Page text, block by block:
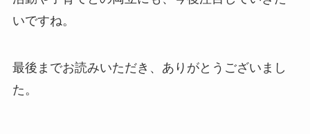
いですね。
最後までお読みいただき、ありがとうございまし
た。